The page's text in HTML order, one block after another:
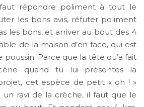
répondre poliment à tout le
les bons avis, réfuter poliment
les bons, et arriver au bout des 4
de la maison d’en face, qui est
poussin. Parce que la tête qu’a fait
quand tu lui présentes la
cet espèce de petit « oh ! »
un ravi de la crèche, il faut que le